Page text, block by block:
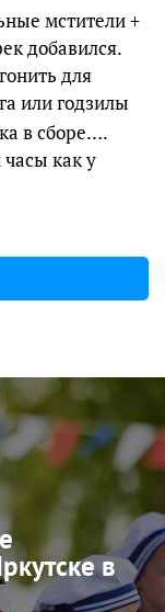
мстители +
добавился.
для
или годзилы
в сборе….
часы как у
в